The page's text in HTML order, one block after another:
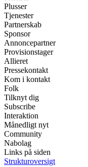
Plusser
Tjenester
Partnerskab
Sponsor
Annoncepartner
Provisionstager
Allieret
Pressekontakt
Kom i kontakt
Folk
Tilknyt dig
Subscribe
Interaktion
Månedligt nyt
Community
Nabolag
Links på siden
Strukturoversigt